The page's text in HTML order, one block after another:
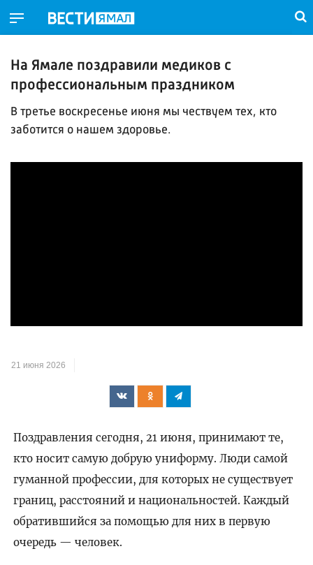
На Ямале поздравили медиков с
профессиональным праздником
В третье воскресенье июня мы чествуем тех, кто
заботится о нашем здоровье.
21 июня 2026
Поздравления сегодня, 21 июня, принимают те,
кто носит самую добрую униформу. Люди самой
гуманной профессии, для которых не существует
границ, расстояний и национальностей. Каждый
обратившийся за помощью для них в первую
очередь — человек.